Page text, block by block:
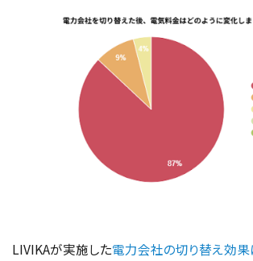
LIVIKAが実施した電力会社の切り替え効